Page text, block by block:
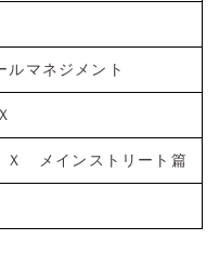
マネジメント
メインストリート篇